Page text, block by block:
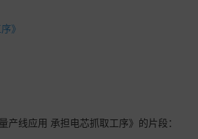
》
产线应用 承担电芯抓取工序》的片段：